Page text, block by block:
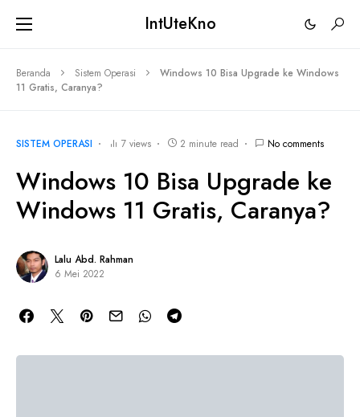
IntUteKno
Beranda Sistem Operasi
Windows 10 Bisa Upgrade ke Windows
11 Gratis, Caranya?
SISTEM OPERASI 7 views 2 minute read No comments
Windows 10 Bisa Upgrade ke
Windows 11 Gratis, Caranya?
Lalu Abd. Rahman
6 Mei 2022